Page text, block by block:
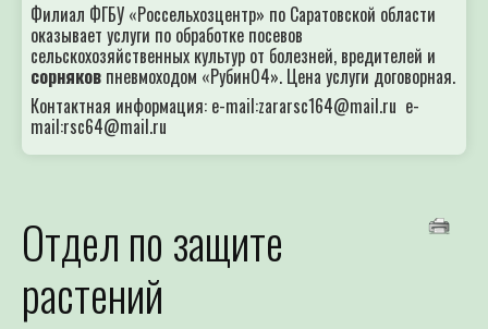
Филиал ФГБУ «Россельхозцентр» по Саратовской области
оказывает услуги по обработке посевов
сельскохозяйственных культур от болезней, вредителей и
сорняков пневмоходом «Рубин04». Цена услуги договорная.
Контактная информация: e-mail:zararsc164@mail.ru e-
mail:rsc64@mail.ru
Отдел по защите
растений